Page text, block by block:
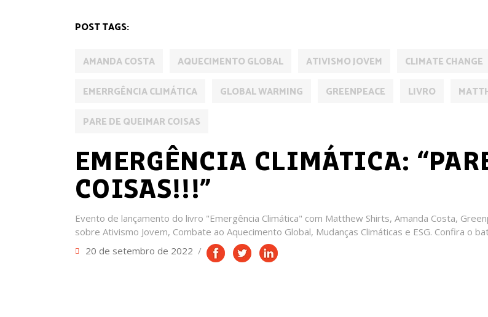
POST TAGS:
AMANDA COSTA AQUECIMENTO GLOBAL ATIVISMO JOVEM CLIMATE CHANGE
EMERRGÊNCIA CLIMÁTICA
GLOBAL WARMING GREENPEACE LIVRO
PARE DE QUEIMAR COISAS
EMERGÊNCIA CLIMÁTICA:
COISAS!!!”
Evento de lançamento do livro "Emergência Climática" com Matthew Shirts, Amanda Costa,
sobre Ativismo Jovem, Combate ao Aquecimento Global, Mudanças Climáticas e ESG. Confira o
20 de setembro de 2022